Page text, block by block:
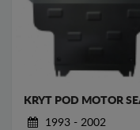
KRYT POD MOTOR
1993 - 2002